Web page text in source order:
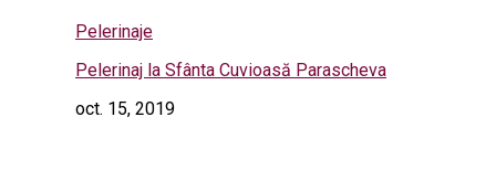
Pelerinaje
Pelerinaj la Sfânta Cuvioasă Parascheva
oct. 15, 2019